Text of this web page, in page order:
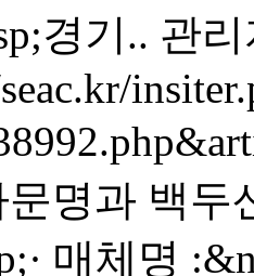
경기.. 관
명과 백두
매체명